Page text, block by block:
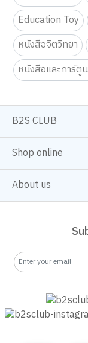
Education Toy
หนังสือจิตวิทยา
หนังสือและการ์ตู
B2S CLUB
Shop online
About us